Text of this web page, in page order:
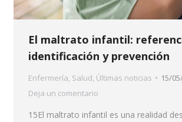
El maltrato infantil:
identificación y prevención
Enfermería, Salud, Últimas noticias
15/
Deja un comentario
15El maltrato infantil es una realidad